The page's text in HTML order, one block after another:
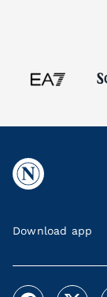
Download app